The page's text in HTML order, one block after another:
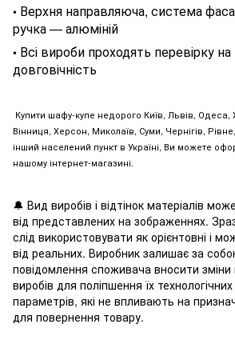
• Верхня направляюча, система
ручка — алюміній
• Всі вироби проходять перевірку на
довговічність
Купити шафу-купе недорого Київ, Львів, Одеса,
Вінниця, Херсон, Миколаїв, Суми, Чернігів,
інший населений пункт в Україні, Ви можете
нашому інтернет-магазині.
🔔 Вид виробів і відтінок матеріалів
від представлених на зображеннях.
слід використовувати як орієнтовні і
від реальних. Виробник залишає за
повідомлення споживача вносити зміни
виробів для поліпшення їх
параметрів, які не впливають на
для повернення товару.